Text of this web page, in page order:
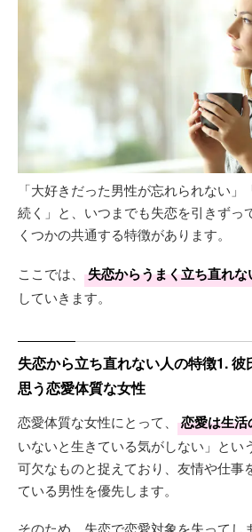
「大好きだった男性が忘れられない
続く」と、いつまでも失恋を引きずっ
くつかの共通する特徴があります。
ここでは、 失恋からうまく立ち直れ
していきます。
失恋から立ち直れない人の特徴1.
思う恋愛体質な女性
恋愛体質な女性にとって、 恋愛は生活
いないと生きている気がしない」とい
可欠なものと捉えており、友情や仕事
ている男性を優先します。
そのため、失恋で恋愛対象を失ってし